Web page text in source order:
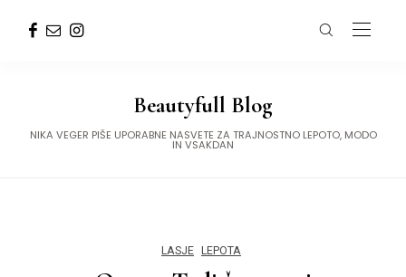
Beautyfull Blog
NIKA VEGER PIŠE UPORABNE NASVETE ZA TRAJNOSTNO LEPOTO, MODO
IN VSAKDAN
LASJE LEPOTA